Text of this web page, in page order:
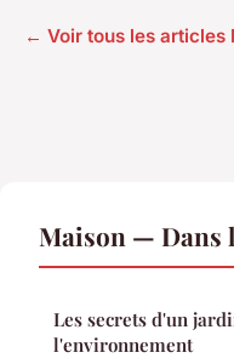
← Voir tous les articles
Maison — Dans
Les secrets d'un
l'environnement